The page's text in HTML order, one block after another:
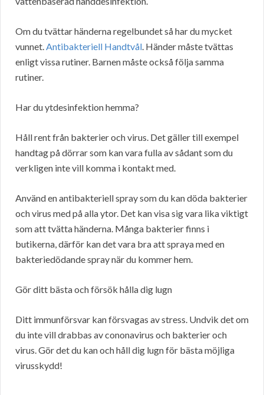
Om du tvättar händerna regelbundet så har du mycket
vunnet.Antibakteriell Handtvål. Händer måste tvättas
enligt vissa rutiner. Barnen måste också följa samma
rutiner.
Har du ytdesinfektion hemma?
Håll rent från bakterier och virus. Det gäller till exempel
handtag på dörrar som kan vara fulla av sådant som du
verkligen inte vill komma i kontakt med.
Använd en antibakteriell spray som du kan döda bakterier
och virus med på alla ytor. Det kan visa sig vara lika viktigt
som att tvätta händerna. Många bakterier finns i
butikerna, därför kan det vara bra att spraya med en
bakteriedödande spray när du kommer hem.
Gör ditt bästa och försök hålla dig lugn
Ditt immunförsvar kan försvagas av stress. Undvik det om
du inte vill drabbas av cononavirus och bakterier och
virus. Gör det du kan och håll dig lugn för bästa möjliga
virusskydd!